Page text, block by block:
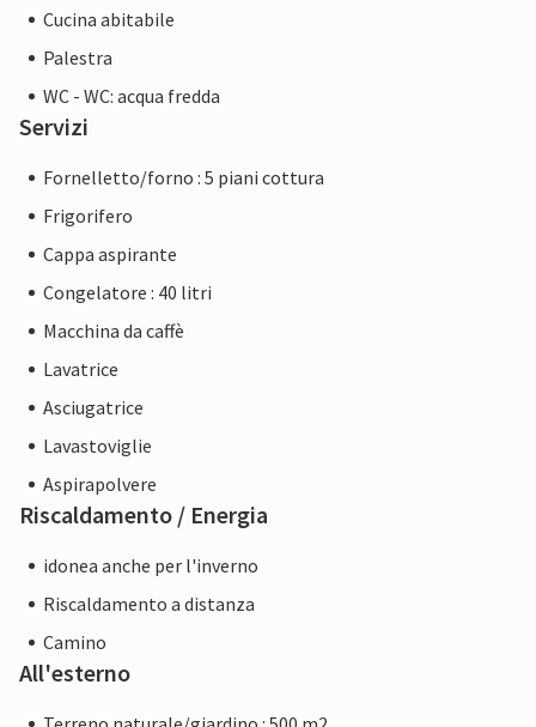
Cucina abitabile
Palestra
WC - WC: acqua fredda
Servizi
Fornelletto/forno : 5 piani cottura
Frigorifero
Cappa aspirante
Congelatore : 40 litri
Macchina da caffè
Lavatrice
Asciugatrice
Lavastoviglie
Aspirapolvere
Riscaldamento / Energia
idonea anche per l'inverno
Riscaldamento a distanza
Camino
All'esterno